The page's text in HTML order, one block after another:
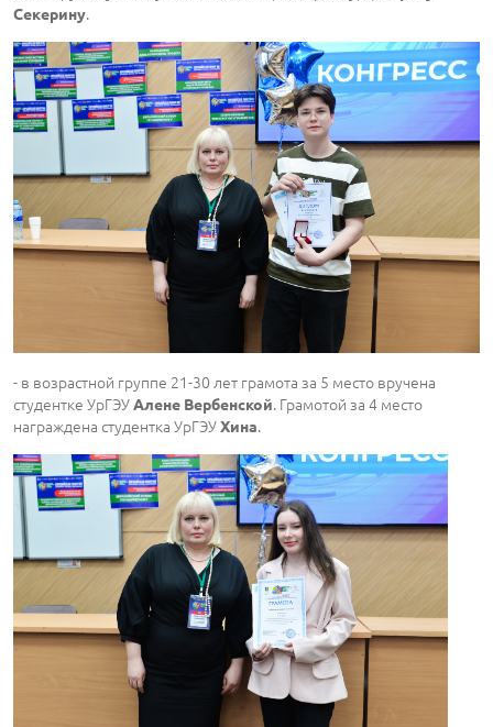
Секерину.
- в возрастной группе 21-30 лет грамота за 5 место вручена
студентке УрГЭУАлене Вербенской. Грамотой за 4 место
награждена студентка УрГЭУХина.